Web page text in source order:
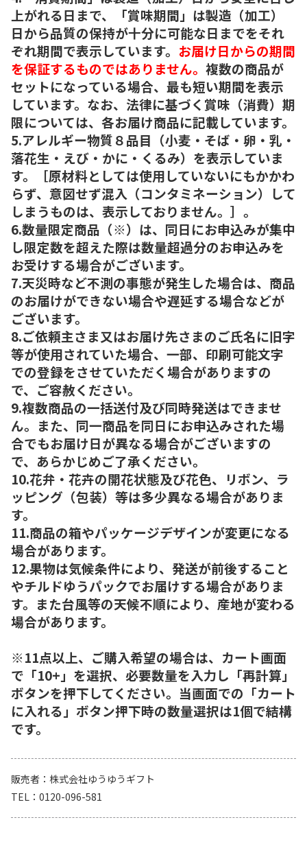
上がれる日まで、「賞味期間」は製造（加工）
日から品質の保持が十分に可能な日までをそれ
ぞれ期間で表示しています。 お届け日からの期間
を保証するものではありません。 複数の商品が
セットになっている場合、最も短い期間を表示
しています。なお、法律に基づく賞味（消費）期
限については、各お届け商品に記載しています。
5.アレルギー物質８品目（小麦・そば・卵・乳・
落花生・えび・かに・くるみ）を表示していま
す。［原材料としては使用していないにもかかわ
らず、意図せず混入（コンタミネーション）して
しまうものは、表示しておりません。］。
6.数量限定商品（※）は、同日にお申込みが集中
し限定数を超えた際は数量超過分のお申込みを
お受けする場合がございます。
7.天災時など不測の事態が発生した場合は、商品
のお届けができない場合や遅延する場合などが
ございます。
8.ご依頼主さま又はお届け先さまのご氏名に旧字
等が使用されていた場合、一部、印刷可能文字
での登録をさせていただく場合がありますの
で、ご容赦ください。
9.複数商品の一括送付及び同時発送はできませ
ん。また、同一商品を同日にお申込みされた場
合でもお届け日が異なる場合がございますの
で、あらかじめご了承ください。
10.花弁・花卉の開花状態及び花色、リボン、ラ
ッピング（包装）等は多少異なる場合がありま
す。
11.商品の箱やパッケージデザインが変更になる
場合があります。
12.果物は気候条件により、発送が前後すること
やチルドゆうパックでお届けする場合がありま
す。また台風等の天候不順により、産地が変わる
場合があります。
※11点以上、ご購入希望の場合は、カート画面
で「10+」を選択、必要数量を入力し「再計算」
ボタンを押下してください。当画面での「カート
に入れる」ボタン押下時の数量選択は1個で結構
です。
販売者
株式会社ゆうゆうギフト
TEL
0120-096-581